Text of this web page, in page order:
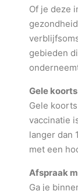
Of je deze
gebieden
Gele koorts
Gele
vaccinatie
langer dan
met een
Afspraak
Ga je